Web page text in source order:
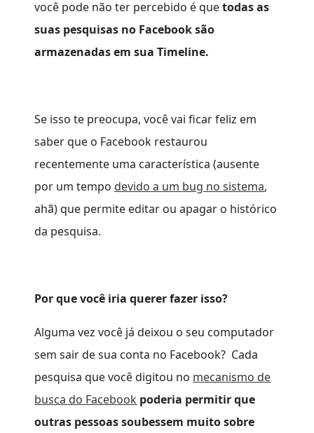
você pode não ter percebido é quetodas as
suas pesquisas no Facebook são
armazenadas em sua Timeline.
Se isso te preocupa, você vai ficar feliz em
saber que o Facebook restaurou
recentemente uma característica (ausente
por um tempo devido a um bug no sistema,
ahã) que permite editar ou apagar o histórico
da pesquisa.
Por que você iria querer fazer isso?
Alguma vez você já deixou o seu computador
sem sair de sua conta no Facebook? Cada
pesquisa que você digitou no mecanismo de
busca do Facebook poderia permitir que
outras pessoas soubessem muito sobre